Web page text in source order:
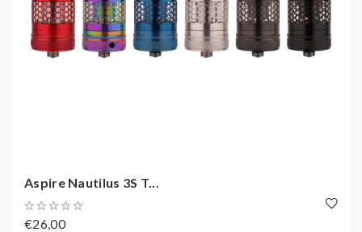
Aspire Nautilus 3S T...
€26,00